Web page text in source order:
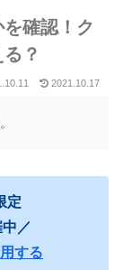
確認！ク
？
2021.10.17
定
／
する